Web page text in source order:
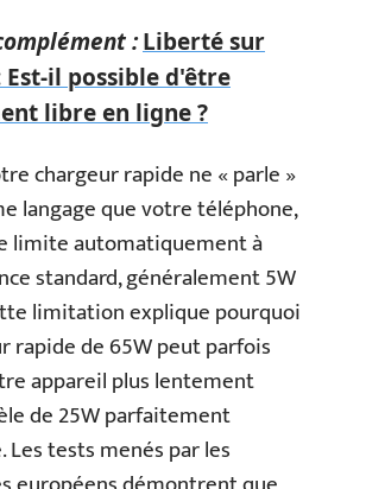
:Liberté sur
il possible d'être
libre en ligne ?
chargeur rapide ne « parle »
langage que votre téléphone,
limite automatiquement à
standard, généralement 5W
limitation explique pourquoi
rapide de 65W peut parfois
appareil plus lentement
de 25W parfaitement
Les tests menés par les